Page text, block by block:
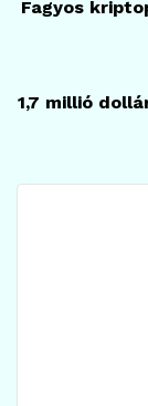
Fagyos
1,7 millió